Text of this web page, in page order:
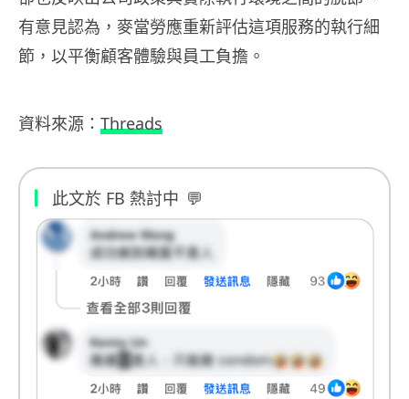
有意見認為，麥當勞應重新評估這項服務的執行細
節，以平衡顧客體驗與員工負擔。
資料來源： Threads
此文於 FB 熱討中 💬